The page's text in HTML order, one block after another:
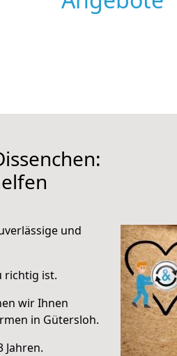
und
richtig ist.
wir Ihnen
in Gütersloh.
Jahren.